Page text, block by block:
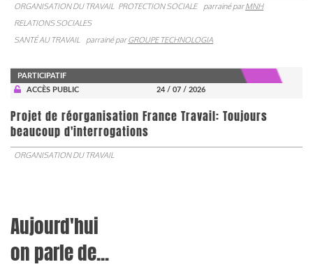
ORGANISATION DU TRAVAIL PROTECTION SOCIALE parrainé parMNH
RELATIONS SOCIALES
SANTÉ AU TRAVAIL
parrainé parGROUPE TECHNOLOGIA
PARTICIPATIF
ACCÈS PUBLIC
24 / 07 / 2026
Projet de réorganisation France Travail: Toujours
beaucoup d'interrogations
ORGANISATION DU TRAVAIL
Aujourd'hui
on parle de...